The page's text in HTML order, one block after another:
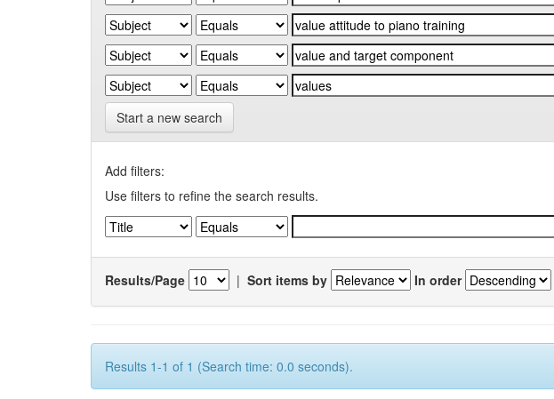
Start a new search
Add filters:
Use filters to refine the search results.
Results/Page | Sort items by In order
Results 1-1 of 1 (Search time: 0.0 seconds).